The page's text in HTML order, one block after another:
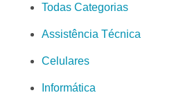
Todas Categorias
Assistência Técnica
Celulares
Informática